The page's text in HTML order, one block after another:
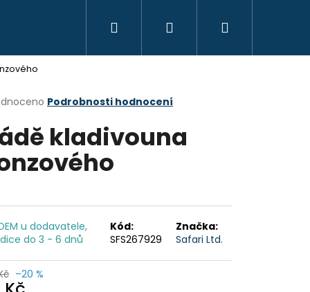
MONTESSORIPřihlášení
Podrobnosti hodnocení
kladivouna
u dodavatele,
do 3 - 6 dnů
Kód:
SFS267929
Značka:
Safari Ltd.
–20 %